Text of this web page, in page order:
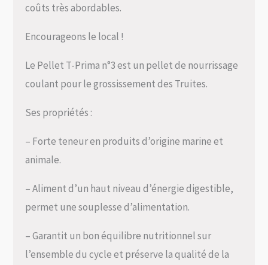
coûts très abordables.
Encourageons le local !
Le Pellet T-Prima n°3 est un pellet de nourrissage
coulant pour le grossissement des Truites.
Ses propriétés :
– Forte teneur en produits d’origine marine et
animale.
– Aliment d’un haut niveau d’énergie digestible,
permet une souplesse d’alimentation.
– Garantit un bon équilibre nutritionnel sur
l’ensemble du cycle et préserve la qualité de la